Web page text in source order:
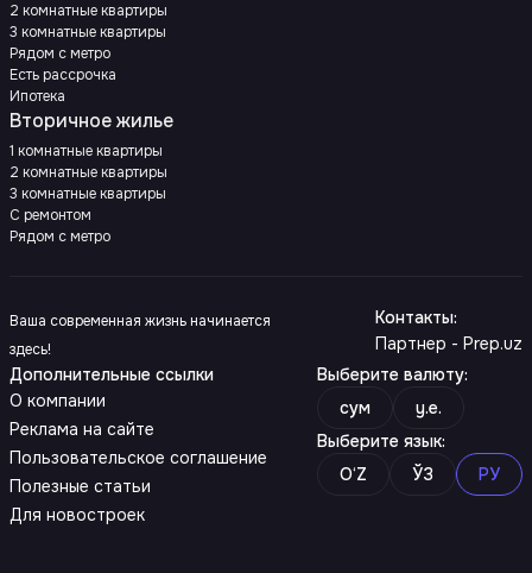
2 комнатные квартиры
3 комнатные квартиры
Рядом с метро
Есть рассрочка
Ипотека
Вторичное жилье
1 комнатные квартиры
2 комнатные квартиры
3 комнатные квартиры
С ремонтом
Рядом с метро
Ваша современная жизнь начинается
здесь!
Контакты:
Партнер - Prep.uz
Дополнительные ссылки
О компании
Реклама на сайте
Пользовательское соглашение
Полезные статьи
Для новостроек
Выберите валюту:
сум
y.e.
Выберите язык:
O‘Z
ЎЗ РУ